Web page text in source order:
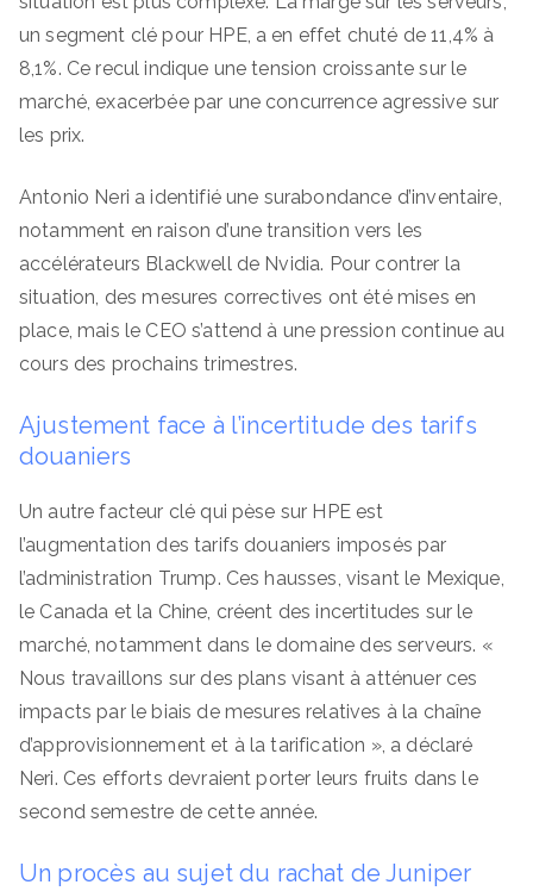
un segment clé pour HPE, a en effet chuté de 11,4% à
8,1%. Ce recul indique une tension croissante sur le
marché, exacerbée par une concurrence agressive sur
les prix.
Antonio Neri a identifié une surabondance d’inventaire,
notamment en raison d’une transition vers les
accélérateurs Blackwell de Nvidia. Pour contrer la
situation, des mesures correctives ont été mises en
place, mais le CEO s’attend à une pression continue au
cours des prochains trimestres.
Ajustement face à l’incertitude des tarifs
douaniers
Un autre facteur clé qui pèse sur HPE est
l’augmentation des tarifs douaniers imposés par
l’administration Trump. Ces hausses, visant le Mexique,
le Canada et la Chine, créent des incertitudes sur le
marché, notamment dans le domaine des serveurs. «
Nous travaillons sur des plans visant à atténuer ces
impacts par le biais de mesures relatives à la chaîne
d’approvisionnement et à la tarification », a déclaré
Neri. Ces efforts devraient porter leurs fruits dans le
second semestre de cette année.
Un procès au sujet du rachat de Juniper